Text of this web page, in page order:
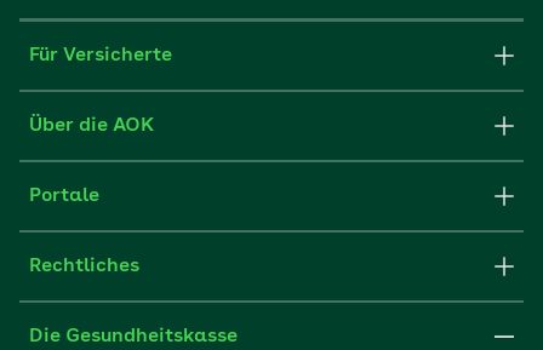
Für Versicherte
Formulare und Anträge
FAQ
Über die AOK
Struktur & Verwaltung
Partner der AOK
Portale
Fachportal für Arbeitgeber
Rechtliches
Impressum
Die Gesundheitskasse